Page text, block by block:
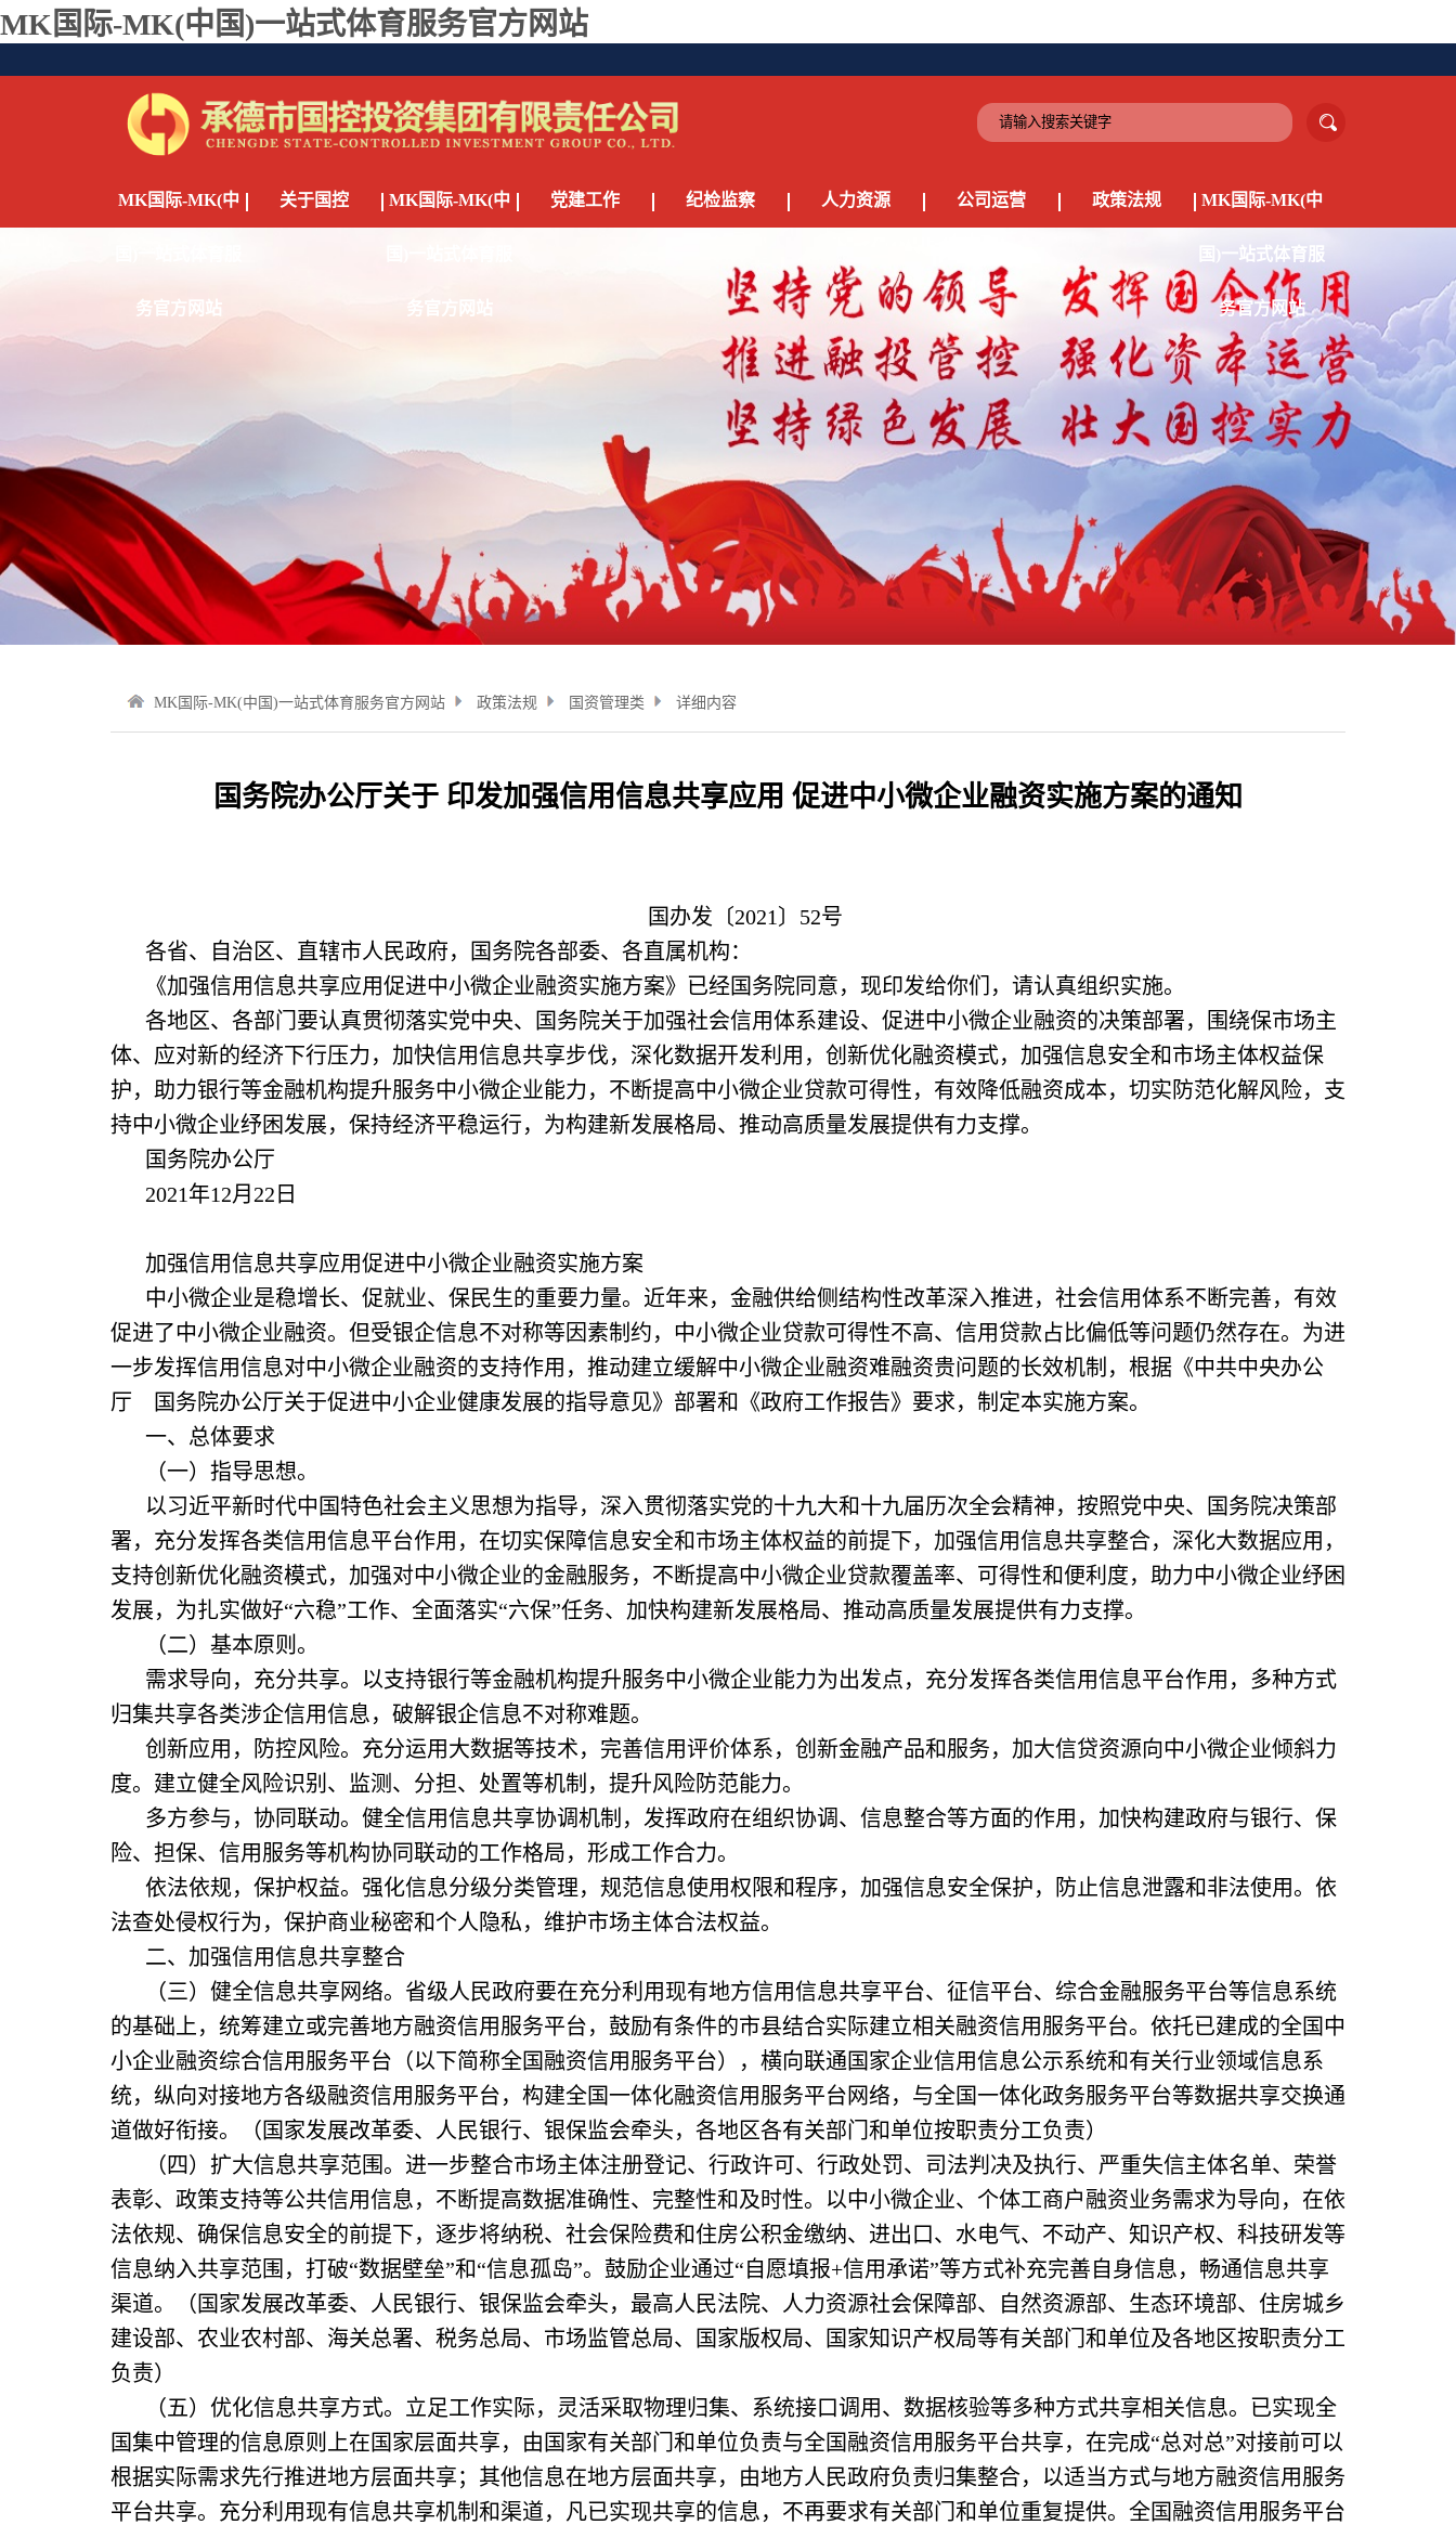
MK国际-MK(中国)一站式体育服务官方网站
MK国际-MK(中
务官方网站
关于国控 MK国际-MK(中
务官方网站
党建工作 纪检监察 人力资源 公司运营 政策法规 MK国际-MK(中
国)一站式体育服
务官方网站
MK国际-MK(中国)一站式体育服务官方网站 政策法规 国资管理类 详细内容
国务院办公厅关于 印发加强信用信息共享应用 促进中小微企业融资实施方案的通知
国办发〔2021〕52号
各省、自治区、直辖市人民政府，国务院各部委、各直属机构：
《加强信用信息共享应用促进中小微企业融资实施方案》已经国务院同意，现印发给你们，请认真组织实施。
各地区、各部门要认真贯彻落实党中央、国务院关于加强社会信用体系建设、促进中小微企业融资的决策部署，围绕保市场主
体、应对新的经济下行压力，加快信用信息共享步伐，深化数据开发利用，创新优化融资模式，加强信息安全和市场主体权益保
护，助力银行等金融机构提升服务中小微企业能力，不断提高中小微企业贷款可得性，有效降低融资成本，切实防范化解风险，支
持中小微企业纾困发展，保持经济平稳运行，为构建新发展格局、推动高质量发展提供有力支撑。
国务院办公厅
2021年12月22日
加强信用信息共享应用促进中小微企业融资实施方案
中小微企业是稳增长、促就业、保民生的重要力量。近年来，金融供给侧结构性改革深入推进，社会信用体系不断完善，有效
促进了中小微企业融资。但受银企信息不对称等因素制约，中小微企业贷款可得性不高、信用贷款占比偏低等问题仍然存在。为进
一步发挥信用信息对中小微企业融资的支持作用，推动建立缓解中小微企业融资难融资贵问题的长效机制，根据《中共中央办公
厅 国务院办公厅关于促进中小企业健康发展的指导意见》部署和《政府工作报告》要求，制定本实施方案。
一、总体要求
（一）指导思想。
以习近平新时代中国特色社会主义思想为指导，深入贯彻落实党的十九大和十九届历次全会精神，按照党中央、国务院决策部
署，充分发挥各类信用信息平台作用，在切实保障信息安全和市场主体权益的前提下，加强信用信息共享整合，深化大数据应用，
支持创新优化融资模式，加强对中小微企业的金融服务，不断提高中小微企业贷款覆盖率、可得性和便利度，助力中小微企业纾困
发展，为扎实做好“六稳”工作、全面落实“六保”任务、加快构建新发展格局、推动高质量发展提供有力支撑。
（二）基本原则。
需求导向，充分共享。以支持银行等金融机构提升服务中小微企业能力为出发点，充分发挥各类信用信息平台作用，多种方式
归集共享各类涉企信用信息，破解银企信息不对称难题。
创新应用，防控风险。充分运用大数据等技术，完善信用评价体系，创新金融产品和服务，加大信贷资源向中小微企业倾斜力
度。建立健全风险识别、监测、分担、处置等机制，提升风险防范能力。
多方参与，协同联动。健全信用信息共享协调机制，发挥政府在组织协调、信息整合等方面的作用，加快构建政府与银行、保
险、担保、信用服务等机构协同联动的工作格局，形成工作合力。
依法依规，保护权益。强化信息分级分类管理，规范信息使用权限和程序，加强信息安全保护，防止信息泄露和非法使用。依
法查处侵权行为，保护商业秘密和个人隐私，维护市场主体合法权益。
二、加强信用信息共享整合
（三）健全信息共享网络。省级人民政府要在充分利用现有地方信用信息共享平台、征信平台、综合金融服务平台等信息系统
的基础上，统筹建立或完善地方融资信用服务平台，鼓励有条件的市县结合实际建立相关融资信用服务平台。依托已建成的全国中
小企业融资综合信用服务平台（以下简称全国融资信用服务平台），横向联通国家企业信用信息公示系统和有关行业领域信息系
统，纵向对接地方各级融资信用服务平台，构建全国一体化融资信用服务平台网络，与全国一体化政务服务平台等数据共享交换通
道做好衔接。（国家发展改革委、人民银行、银保监会牵头，各地区各有关部门和单位按职责分工负责）
（四）扩大信息共享范围。进一步整合市场主体注册登记、行政许可、行政处罚、司法判决及执行、严重失信主体名单、荣誉
表彰、政策支持等公共信用信息，不断提高数据准确性、完整性和及时性。以中小微企业、个体工商户融资业务需求为导向，在依
法依规、确保信息安全的前提下，逐步将纳税、社会保险费和住房公积金缴纳、进出口、水电气、不动产、知识产权、科技研发等
信息纳入共享范围，打破“数据壁垒”和“信息孤岛”。鼓励企业通过“自愿填报+信用承诺”等方式补充完善自身信息，畅通信息共享
渠道。（国家发展改革委、人民银行、银保监会牵头，最高人民法院、人力资源社会保障部、自然资源部、生态环境部、住房城乡
建设部、农业农村部、海关总署、税务总局、市场监管总局、国家版权局、国家知识产权局等有关部门和单位及各地区按职责分工
负责）
（五）优化信息共享方式。立足工作实际，灵活采取物理归集、系统接口调用、数据核验等多种方式共享相关信息。已实现全
国集中管理的信息原则上在国家层面共享，由国家有关部门和单位负责与全国融资信用服务平台共享，在完成“总对总”对接前可以
根据实际需求先行推进地方层面共享；其他信息在地方层面共享，由地方人民政府负责归集整合，以适当方式与地方融资信用服务
平台共享。充分利用现有信息共享机制和渠道，凡已实现共享的信息，不再要求有关部门和单位重复提供。全国融资信用服务平台